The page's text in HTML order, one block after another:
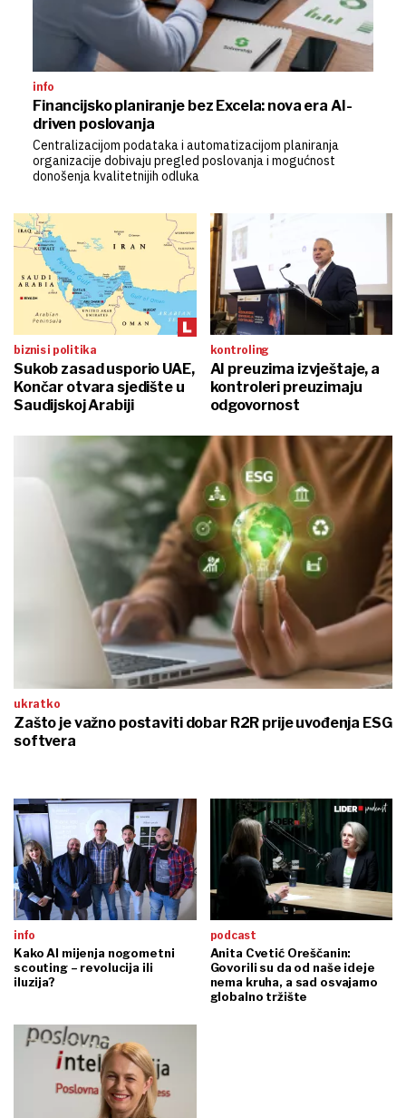
info
Financijsko planiranje bez Excela: nova era AI-
driven poslovanja
Centralizacijom podataka i automatizacijom planiranja
organizacije dobivaju pregled poslovanja i mogućnost
donošenja kvalitetnijih odluka
biznis i politika
Sukob zasad usporio UAE,
Končar otvara sjedište u
Saudijskoj Arabiji
kontroling
AI preuzima izvještaje, a
kontroleri preuzimaju
odgovornost
ukratko
Zašto je važno postaviti dobar R2R prije uvođenja ESG
softvera
info
Kako AI mijenja nogometni
scouting – revolucija ili
iluzija?
podcast
Anita Cvetić Oreščanin:
Govorili su da od naše ideje
nema kruha, a sad osvajamo
globalno tržište